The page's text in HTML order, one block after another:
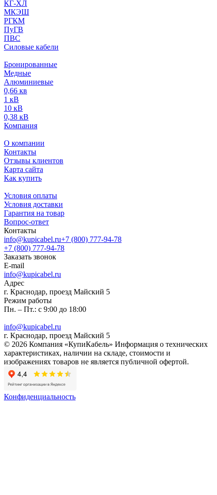
КГ-ХЛ
МКЭШ
РГКМ
ПуГВ
ПВС
Силовые кабели
Бронированные
Медные
Алюминиевые
0,66 кв
1 кВ
10 кВ
0,38 кВ
Компания
О компании
Контакты
Отзывы клиентов
Карта сайта
Как купить
Условия оплаты
Условия доставки
Гарантия на товар
Вопрос-ответ
Контакты
info@kupicabel.ru+7 (800) 777-94-78
+7 (800) 777-94-78
Заказать звонок
E-mail
info@kupicabel.ru
Адрес
г. Краснодар, проезд Майский 5
Режим работы
Пн. – Пт.: с 9:00 до 18:00
info@kupicabel.ru
г. Краснодар, проезд Майский 5
© 2026 Компания «КупиКабель» Информация о технических
характеристиках, наличии на складе, стоимости и
изображениях товаров не является публичной офертой.
Конфиденциальность